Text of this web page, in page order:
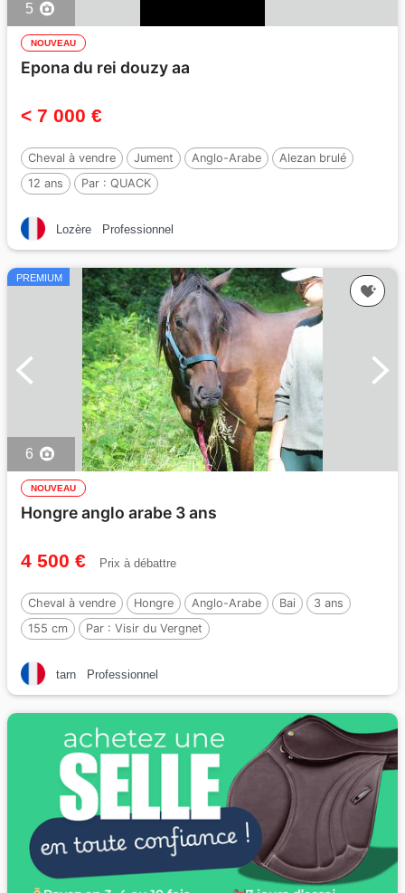
5
NOUVEAU
Epona du rei douzy aa
< 7 000 €
Cheval à vendre Jument Anglo-Arabe
Alezan brulé
12 ans
Par : QUACK
Lozère Professionnel
PREMIUM
6
NOUVEAU
Hongre anglo arabe 3 ans
4 500 € Prix à débattre
Cheval à vendre Hongre Anglo-Arabe Bai
3 ans
155 cm
Par : Visir du Vergnet
tarn Professionnel